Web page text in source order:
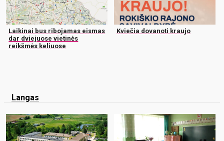
Laikinai bus ribojamas eismas
dar dviejuose vietinės
reikšmės keliuose
Kviečia dovanoti kraujo
Langas